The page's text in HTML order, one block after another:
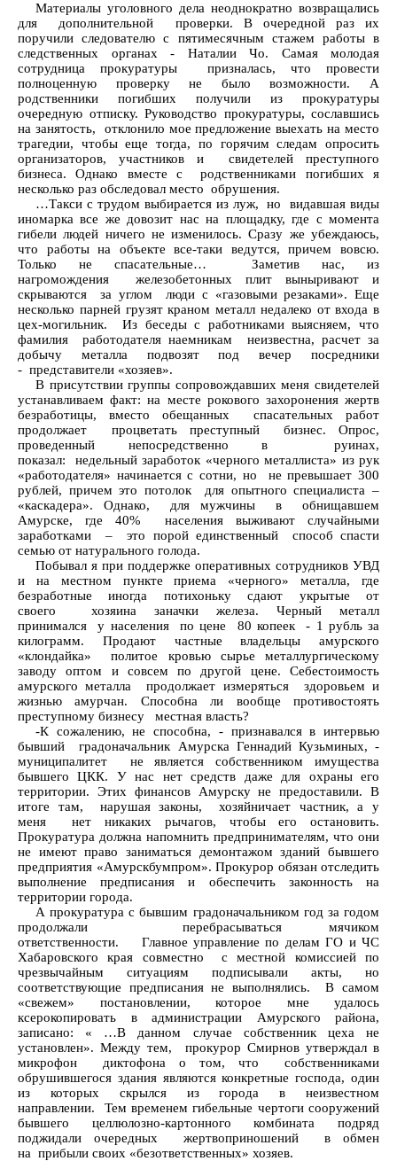
Материалы уголовного дела неоднократно возвращались
для дополнительной проверки. В очередной раз их
поручили следователю с пятимесячным стажем работы в
следственных органах - Наталии Чо. Самая молодая
сотрудница прокуратуры призналась, что провести
полноценную проверку не было возможности. А
родственники погибших получили из прокуратуры
очередную отписку. Руководство прокуратуры, сославшись
на занятость, отклонило мое предложение выехать на место
трагедии, чтобы еще тогда, по горячим следам опросить
организаторов, участников и свидетелей преступного
бизнеса. Однако вместе с родственниками погибших я
несколько раз обследовал место обрушения.
…Такси с трудом выбирается из луж, но видавшая виды
иномарка все же довозит нас на площадку, где с момента
гибели людей ничего не изменилось. Сразу же убеждаюсь,
что работы на объекте все-таки ведутся, причем вовсю.
Только не спасательные… Заметив нас, из
нагромождения железобетонных плит выныривают и
скрываются за углом люди с «газовыми резаками». Еще
несколько парней грузят краном металл недалеко от входа в
цех-могильник. Из беседы с работниками выясняем, что
фамилия работодателя наемникам неизвестна, расчет за
добычу металла подвозят под вечер посредники
- представители «хозяев».
В присутствии группы сопровождавших меня свидетелей
устанавливаем факт: на месте рокового захоронения жертв
безработицы, вместо обещанных спасательных работ
продолжает процветать преступный бизнес. Опрос,
проведенный непосредственно в руинах,
показал: недельный заработок «черного металлиста» из рук
«работодателя» начинается с сотни, но не превышает 300
рублей, причем это потолок для опытного специалиста –
«каскадера». Однако, для мужчины в обнищавшем
Амурске, где 40% населения выживают случайными
заработками – это порой единственный способ спасти
семью от натурального голода.
Побывал я при поддержке оперативных сотрудников УВД
и на местном пункте приема «черного» металла, где
безработные иногда потихоньку сдают укрытые от
своего хозяина заначки железа. Черный металл
принимался у населения по цене 80 копеек - 1 рубль за
килограмм. Продают частные владельцы амурского
«клондайка» политое кровью сырье металлургическому
заводу оптом и совсем по другой цене. Себестоимость
амурского металла продолжает измеряться здоровьем и
жизнью амурчан. Способна ли вообще противостоять
преступному бизнесу местная власть?
-К сожалению, не способна, - признавался в интервью
бывший градоначальник Амурска Геннадий Кузьминых, -
муниципалитет не является собственником имущества
бывшего ЦКК. У нас нет средств даже для охраны его
территории. Этих финансов Амурску не предоставили. В
итоге там, нарушая законы, хозяйничает частник, а у
меня нет никаких рычагов, чтобы его остановить.
Прокуратура должна напомнить предпринимателям, что они
не имеют право заниматься демонтажом зданий бывшего
предприятия «Амурскбумпром». Прокурор обязан отследить
выполнение предписания и обеспечить законность на
территории города.
А прокуратура с бывшим градоначальником год за годом
продолжали перебрасываться мячиком
ответственности. Главное управление по делам ГО и ЧС
Хабаровского края совместно с местной комиссией по
чрезвычайным ситуациям подписывали акты, но
соответствующие предписания не выполнялись. В самом
«свежем» постановлении, которое мне удалось
ксерокопировать в администрации Амурского района,
записано: « …В данном случае собственник цеха не
установлен». Между тем, прокурор Смирнов утверждал в
микрофон диктофона о том, что собственниками
обрушившегося здания являются конкретные господа, один
из которых скрылся из города в неизвестном
направлении. Тем временем гибельные чертоги сооружений
бывшего целлюлозно-картонного комбината подряд
поджидали очередных жертвоприношений в обмен
на прибыли своих «безответственных» хозяев.